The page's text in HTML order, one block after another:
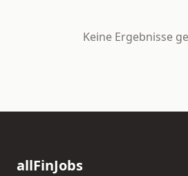
Keine Ergebnisse
allFinJobs